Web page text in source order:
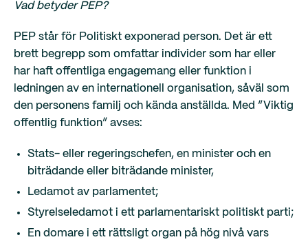
Vad betyder PEP?
PEP står för Politiskt exponerad person. Det är ett
brett begrepp som omfattar individer som har eller
har haft offentliga engagemang eller funktion i
ledningen av en internationell organisation, såväl som
den personens familj och kända anställda. Med ”Viktig
offentlig funktion” avses:
Stats- eller regeringschefen, en minister och en
biträdande eller biträdande minister,
Ledamot av parlamentet;
Styrelseledamot i ett parlamentariskt politiskt parti;
En domare i ett rättsligt organ på hög nivå vars